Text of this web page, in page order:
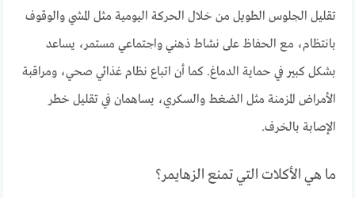
تقليل الجلوس الطويل من خلال الحركة اليومية مثل المشي والوقوف
بانتظام، مع الحفاظ على نشاط ذهني واجتماعي مستمر، يساعد
بشكل كبير في حماية الدماغ. كما أن اتباع نظام غذائي صحي، ومراقبة
الأمراض المزمنة مثل الضغط والسكري، يساهمان في تقليل خطر
الإصابة بالخرف.
ما هي الأكلات التي تمنع الزهايمر؟